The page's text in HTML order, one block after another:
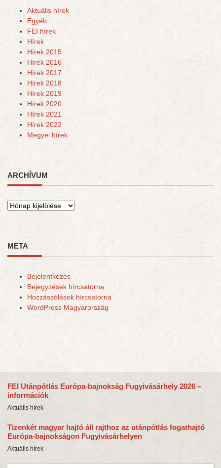
Aktuális hírek
Egyéb
FEI hírek
Hírek
Hírek 2015
Hírek 2016
Hírek 2017
Hírek 2018
Hírek 2019
Hírek 2020
Hírek 2021
Hírek 2022
Megyei hírek
ARCHÍVUM
Archívum
META
Bejelentkezés
Bejegyzések hírcsatorna
Hozzászólások hírcsatorna
WordPress Magyarország
FEI Utánpótlás Európa-bajnokság Fugyivásárhely 2026 –
információk
Aktuális hírek
Tizenkét magyar hajtó áll rajthoz az utánpótlás fogathajtó
Európa-bajnokságon Fugyivásárhelyen
Aktuális hírek